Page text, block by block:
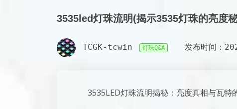
3535led灯珠流明(揭示3535灯珠的亮度
TCGK-tcwin 灯珠Q&A 发布时间：
3535LED灯珠流明揭秘：亮度真相与瓦特